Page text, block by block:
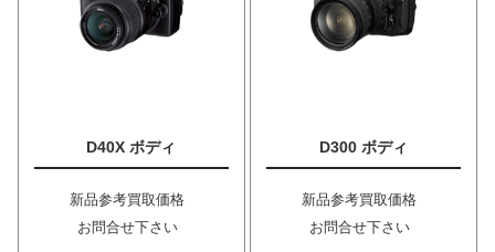
D40X ボディ
新品参考買取価格
お問合せ下さい
D300 ボディ
新品参考買取価格
お問合せ下さい